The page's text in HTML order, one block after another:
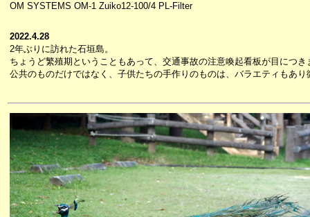
OM SYSTEMS OM-1 Zuiko12-100/4 PL-Filter
2022.4.28
2年ぶりに訪れた石垣島。
ちょうど繁殖期ということもあって、交通事故の注意喚起看板が目につき
公共のものだけではなく、子供たちの手作りのものは、バラエティもあり